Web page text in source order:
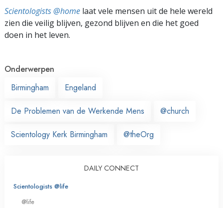
Scientologists @home laat vele mensen uit de hele wereld
zien die veilig blijven, gezond blijven en die het goed
doen in het leven.
Onderwerpen
Birmingham
Engeland
De Problemen van de Werkende Mens @church
Scientology Kerk Birmingham @theOrg
DAILY CONNECT
Scientologists @life
@life